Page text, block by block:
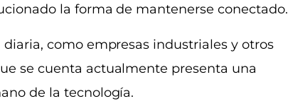
la forma de mantenerse conectado.
como empresas industriales y otros
se cuenta actualmente presenta una
de la tecnología.